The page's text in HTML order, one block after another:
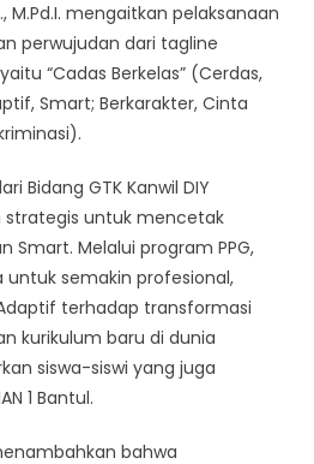
M.Pd.I. mengaitkan pelaksanaan
perwujudan dari tagline
“Cadas Berkelas” (Cerdas,
Smart; Berkarakter, Cinta
Bidang GTK Kanwil DIY
untuk mencetak
Smart. Melalui program PPG,
semakin profesional,
terhadap transformasi
kurikulum baru di dunia
siswa-siswi yang juga
1 Bantul.​
bahwa